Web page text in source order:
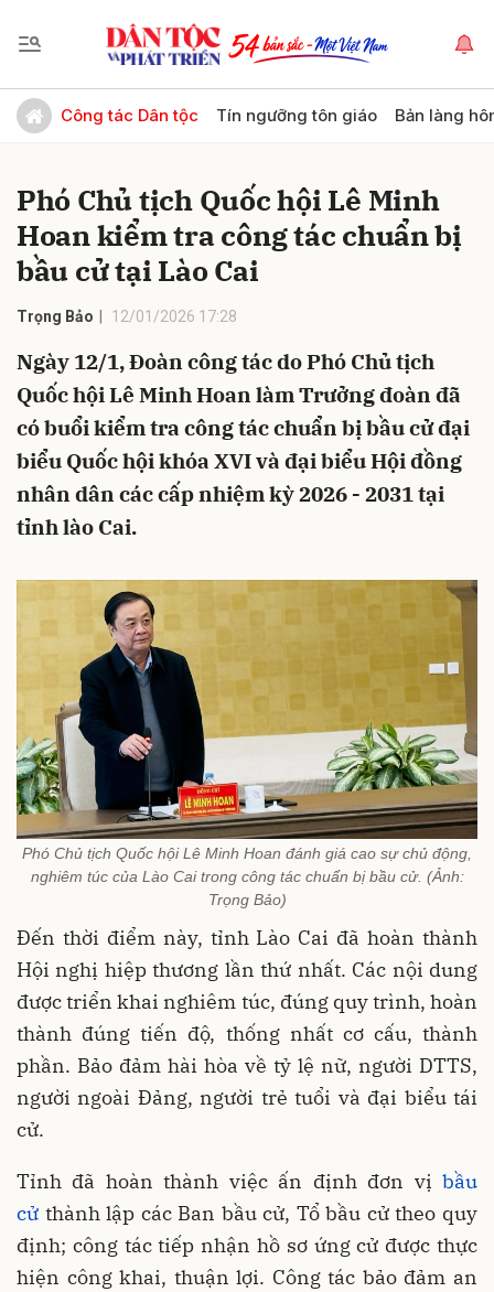
Công tác Dân tộc Tín ngưỡng tôn giáo Bản làng
Phó Chủ tịch Quốc hội Lê Minh
Hoan kiểm tra công tác chuẩn bị
bầu cử tại Lào Cai
Trọng Bảo 12/01/2026 17:28
Ngày 12/1, Đoàn công tác do Phó Chủ tịch
Quốc hội Lê Minh Hoan làm Trưởng đoàn đã
có buổi kiểm tra công tác chuẩn bị bầu cử đại
biểu Quốc hội khóa XVI và đại biểu Hội đồng
nhân dân các cấp nhiệm kỳ 2026 - 2031 tại
tỉnh lào Cai.
Phó Chủ tịch Quốc hội Lê Minh Hoan đánh giá cao sự chủ động,
nghiêm túc của Lào Cai trong công tác chuẩn bị bầu cử. (Ảnh:
Trọng Bảo)
Đến thời điểm này, tỉnh Lào Cai đã hoàn thành
Hội nghị hiệp thương lần thứ nhất. Các nội dung
được triển khai nghiêm túc, đúng quy trình, hoàn
thành đúng tiến độ, thống nhất cơ cấu, thành
phần. Bảo đảm hài hòa về tỷ lệ nữ, người DTTS,
người ngoài Đảng, người trẻ tuổi và đại biểu tái
cử.
Tỉnh đã hoàn thành việc ấn định đơn vị bầu
cử thành lập các Ban bầu cử, Tổ bầu cử theo quy
định; công tác tiếp nhận hồ sơ ứng cử được thực
hiện công khai, thuận lợi. Công tác bảo đảm an
Gửi bình luận